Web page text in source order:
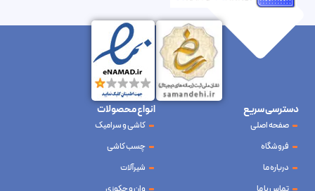
دسترسی سریع
صفحه اصلی
فروشگاه
درباره ما
انواع محصولات
کاشی و سرامیک
چسب کاشی
شیرآلات